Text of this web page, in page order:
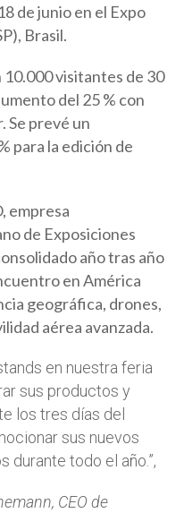
de junio en el Expo
Brasil.
visitantes de 30
del 25 % con
Se prevé un
para la edición de
empresa
de Exposiciones
año tras año
en América
geográfica, drones,
aérea avanzada.
en nuestra feria
sus productos y
los tres días del
sus nuevos
durante todo el año.”,
CEO de